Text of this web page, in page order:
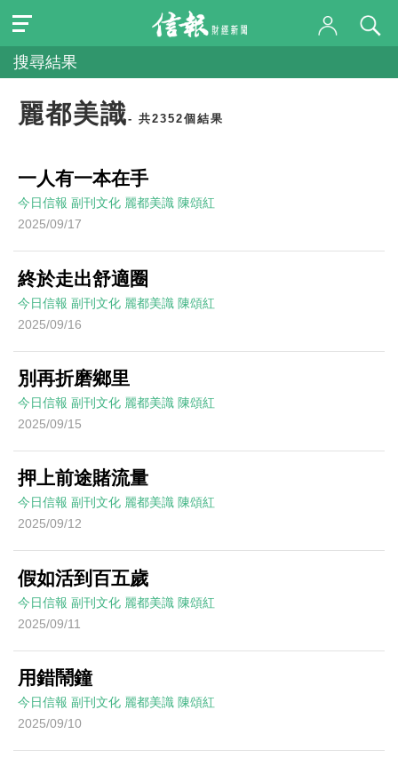
搜尋結果
麗都美識- 共2352個結果
一人有一本在手
今日信報 副刊文化 麗都美識 陳頌紅
2025/09/17
終於走出舒適圈
今日信報 副刊文化 麗都美識 陳頌紅
2025/09/16
別再折磨鄉里
今日信報 副刊文化 麗都美識 陳頌紅
2025/09/15
押上前途賭流量
今日信報 副刊文化 麗都美識 陳頌紅
2025/09/12
假如活到百五歲
今日信報 副刊文化 麗都美識 陳頌紅
2025/09/11
用錯鬧鐘
今日信報 副刊文化 麗都美識 陳頌紅
2025/09/10